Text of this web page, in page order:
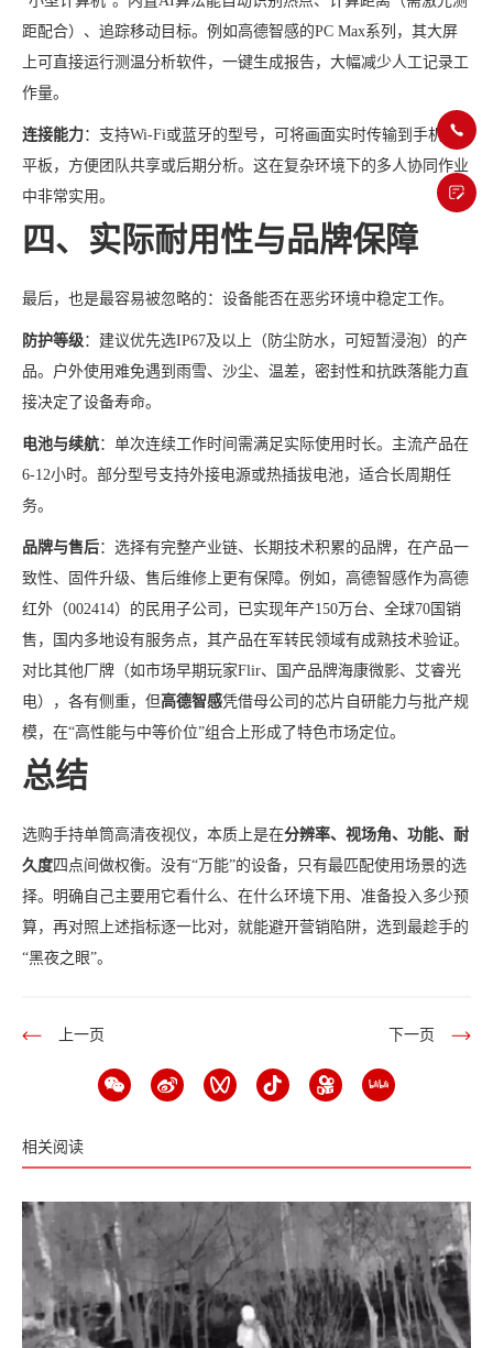
距配合）、追踪移动目标。例如高德智感的PC Max系列，其大屏
上可直接运行测温分析软件，一键生成报告，大幅减少人工记录工
作量。
连接能力：支持Wi-Fi或蓝牙的型号，可将画面实时传输到手机或
平板，方便团队共享或后期分析。这在复杂环境下的多人协同作业
中非常实用。
四、实际耐用性与品牌保障
最后，也是最容易被忽略的：设备能否在恶劣环境中稳定工作。
防护等级：建议优先选IP67及以上（防尘防水，可短暂浸泡）的产
品。户外使用难免遇到雨雪、沙尘、温差，密封性和抗跌落能力直
接决定了设备寿命。
电池与续航：单次连续工作时间需满足实际使用时长。主流产品在
6-12小时。部分型号支持外接电源或热插拔电池，适合长周期任
务。
品牌与售后：选择有完整产业链、长期技术积累的品牌，在产品一
致性、固件升级、售后维修上更有保障。例如，高德智感作为高德
红外（002414）的民用子公司，已实现年产150万台、全球70国销
售，国内多地设有服务点，其产品在军转民领域有成熟技术验证。
对比其他厂牌（如市场早期玩家Flir、国产品牌海康微影、艾睿光
电），各有侧重，但高德智感凭借母公司的芯片自研能力与批产规
模，在“高性能与中等价位”组合上形成了特色市场定位。
总结
选购手持单筒高清夜视仪，本质上是在分辨率、视场角、功能、耐
久度四点间做权衡。没有“万能”的设备，只有最匹配使用场景的选
择。明确自己主要用它看什么、在什么环境下用、准备投入多少预
算，再对照上述指标逐一比对，就能避开营销陷阱，选到最趁手的
“黑夜之眼”。
上一页 下一页
相关阅读